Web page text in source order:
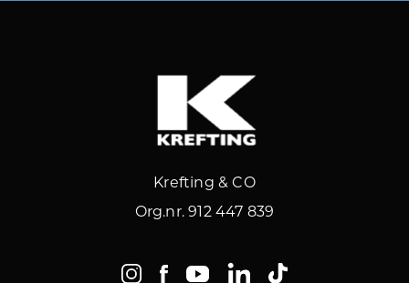
Krefting & CO
Org.nr. 912 447 839